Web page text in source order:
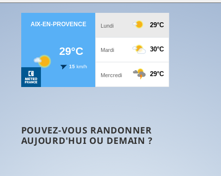
POUVEZ-VOUS RANDONNER
AUJOURD'HUI OU DEMAIN ?